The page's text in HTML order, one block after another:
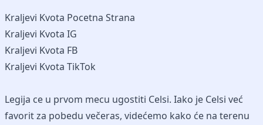
Kraljevi Kvota Pocetna Strana
Kraljevi Kvota IG
Kraljevi Kvota FB
Kraljevi Kvota TikTok
Legija ce u prvom mecu ugostiti Celsi. Iako je Celsi već
favorit za pobedu večeras, videćemo kako će na terenu